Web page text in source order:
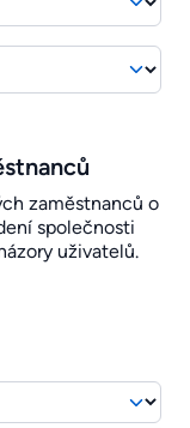
zaměstnanců o
společnosti
uživatelů.